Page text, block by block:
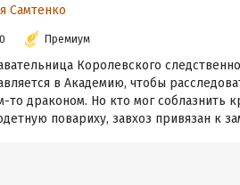
Самтенко
Премиум
Королевского
в Академию, чтобы
то драконом. Но кто мог соблазнить
повариху, завхоз привязан к